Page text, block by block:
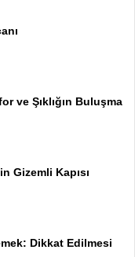
ve Şıklığın Buluşma
Gizemli Kapısı
Dikkat Edilmesi